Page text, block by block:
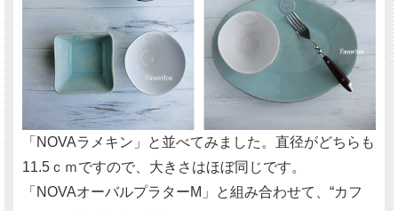
「NOVAラメキン」と並べてみました。直径がどちらも
11.5ｃｍですので、大きさはほぼ同じです。
「NOVAオーバルプラターM」と組み合わせて、“カフ